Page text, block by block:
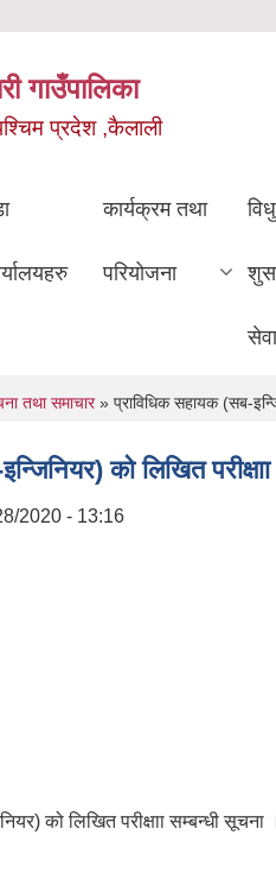
गाउँपालिका
प्रदेश ,कैलाली
कार्यक्रम तथा
परियोजना
सेवा
तथा समाचार» प्राविधिक सहायक (सब-
को लिखित
2020 - 13:16
को लिखित परीक्षाा सम्बन्धी सूचना ।